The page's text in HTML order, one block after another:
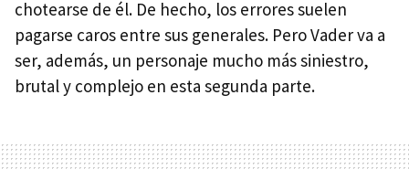
chotearse de él. De hecho, los errores suelen
pagarse caros entre sus generales. Pero Vader va a
ser, además, un personaje mucho más siniestro,
brutal y complejo en esta segunda parte.